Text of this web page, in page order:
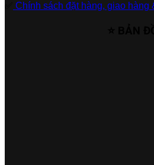
Chính sách đặt hàng, giao hàng